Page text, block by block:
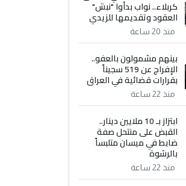
كربلاء.. نواب بدأوا "نبش"
العقود وتقديمها للزيدي
منذ 20 ساعة
بينهم مشمولون بالعفو..
الإفراج عن 519 سجيناً
بقرارات قضائية في العراق
منذ 22 ساعة
ابتزاز بـ 10 ملايين دينار..
القبض على منتحل صفة
ضابط في ميسان متلبساً
بالرشوة
منذ 22 ساعة